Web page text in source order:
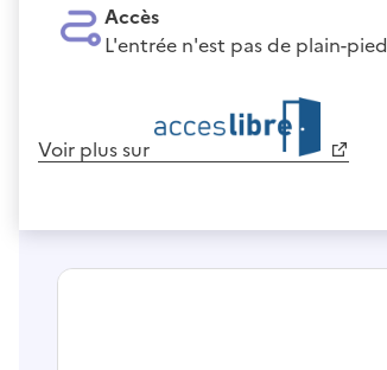
Accès
L'entrée n'est pas de plain-pied
Voir plus sur